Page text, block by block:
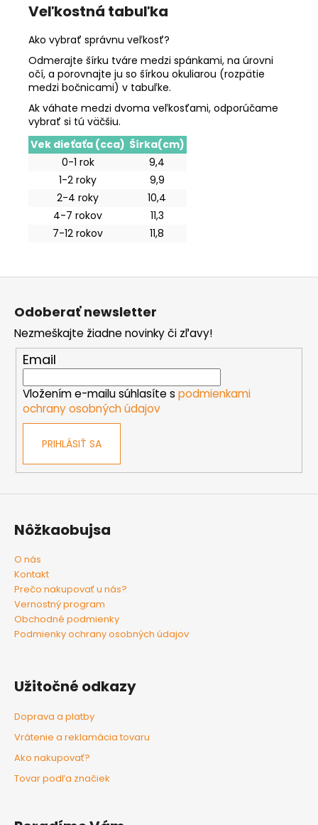
Veľkostná tabuľka
Ako vybrať správnu veľkosť?
Odmerajte šírku tváre medzi spánkami, na úrovni
očí, a porovnajte ju so šírkou okuliarou (rozpätie
medzi bočnicami) v tabuľke.
Ak váhate medzi dvoma veľkosťami, odporúčame
vybrať si tú väčšiu.
Vek dieťaťa (cca) Šírka(cm)
0-1 rok
9,4
1-2 roky
9,9
2-4 roky
10,4
4-7 rokov
11,3
7-12 rokov
11,8
Z
Odoberať newsletter
Nezmeškajte žiadne novinky či zľavy!
Email
Vložením e-mailu súhlasíte s podmienkami
ochrany osobných údajov
PRIHLÁSIŤ SA
Nôžkaobujsa
O nás
Kontakt
Prečo nakupovať u nás?
Vernostný program
Obchodné podmienky
Podmienky ochrany osobných údajov
Užitočné odkazy
Doprava a platby
Vrátenie a reklamácia tovaru
Ako nakupovať?
Tovar podľa značiek